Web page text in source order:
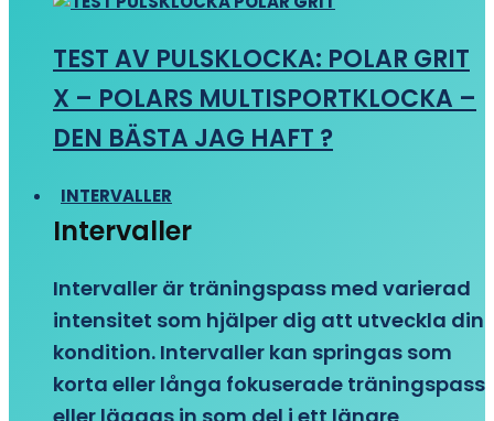
TEST AV PULSKLOCKA: POLAR GRIT
X – POLARS MULTISPORTKLOCKA –
DEN BÄSTA JAG HAFT ?
INTERVALLER
Intervaller
Intervaller är träningspass med varierad
intensitet som hjälper dig att utveckla din
kondition. Intervaller kan springas som
korta eller långa fokuserade träningspass